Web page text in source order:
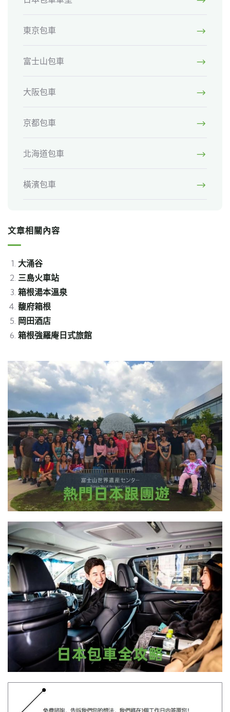
東京包車
富士山包車
大阪包車
京都包車
北海道包車
橫濱包車
文章相關內容
大涌谷
三島火車站
箱根湯本溫泉
馥府箱根
岡田酒店
箱根強羅庵日式旅館